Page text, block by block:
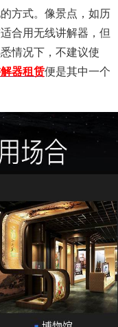
方式。像景点，如历
合用无线讲解器，但
情况下，不建议使
器租赁便是其中一个